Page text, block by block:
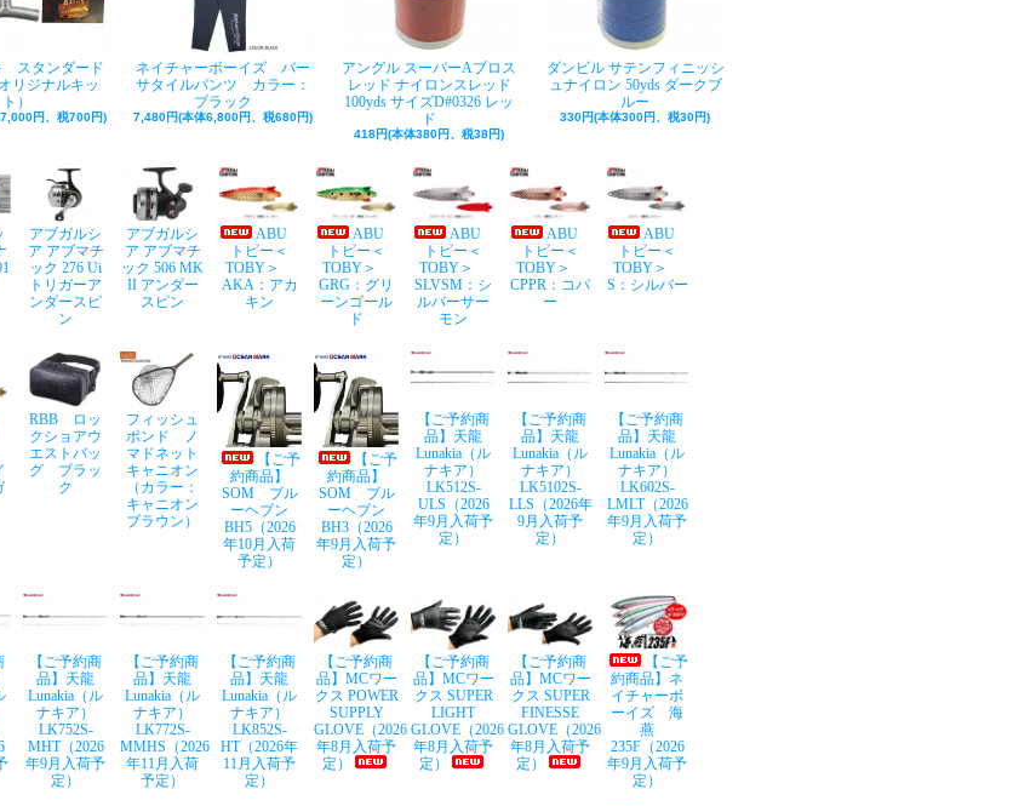
スタンダード
リジナルキッ
ト）
円、税700円)
ネイチャーボーイズ バー
サタイルパンツ カラー：
ブラック
7,480円(本体6,800円、税680円)
アングル スーパーAプロス
レッド ナイロンスレッド
100yds サイズD#0326 レッ
ド
418円(本体380円、税38円)
ダンビル サテンフィニッシ
ュナイロン 50yds ダークブ
ルー
330円(本体300円、税30円)
アブガルシ
ア アブマチ
ック 276 Ui
トリガーア
ンダースピ
ン
アブガルシ
ア アブマチ
ック 506 MK
II アンダー
スピン
ABU
トビー＜
TOBY＞
AKA：アカ
キン
ABU
トビー＜
TOBY＞
GRG：グリ
ーンゴール
ド
ABU
トビー＜
TOBY＞
SLVSM：シ
ルバーサー
モン
ABU
トビー＜
TOBY＞
CPPR：コパ
ー
ABU
トビー＜
TOBY＞
S：シルバー
RBB ロッ
クショアウ
エストバッ
グ ブラッ
ク
フィッシュ
ポンド ノ
マドネット
キャニオン
（カラー：
キャニオン
ブラウン）
【ご予
約商品】
SOM ブル
ーヘブン
BH5（2026
年10月入荷
予定）
【ご予
約商品】
SOM ブル
ーヘブン
BH3（2026
年9月入荷予
定）
【ご予約商
品】天龍
Lunakia（ル
ナキア）
LK512S-
ULS（2026
年9月入荷予
定）
【ご予約商
品】天龍
Lunakia（ル
ナキア）
LK5102S-
LLS（2026年
9月入荷予
定）
【ご予約商
品】天龍
Lunakia（ル
ナキア）
LK602S-
LMLT（2026
年9月入荷予
定）
【ご予約商
品】天龍
Lunakia（ル
ナキア）
LK752S-
MHT（2026
年9月入荷予
定）
【ご予約商
品】天龍
Lunakia（ル
ナキア）
LK772S-
MMHS（2026
年11月入荷
予定）
【ご予約商
品】天龍
Lunakia（ル
ナキア）
LK852S-
HT（2026年
11月入荷予
定）
【ご予約商
品】MCワー
クス POWER
SUPPLY
GLOVE（2026
年8月入荷予
定）
【ご予約商
品】MCワー
クス SUPER
LIGHT
GLOVE（2026
年8月入荷予
定）
【ご予約商
品】MCワー
クス SUPER
FINESSE
GLOVE（2026
年8月入荷予
定）
【ご予
約商品】ネ
イチャーボ
ーイズ 海
燕
235F（2026
年9月入荷予
定）